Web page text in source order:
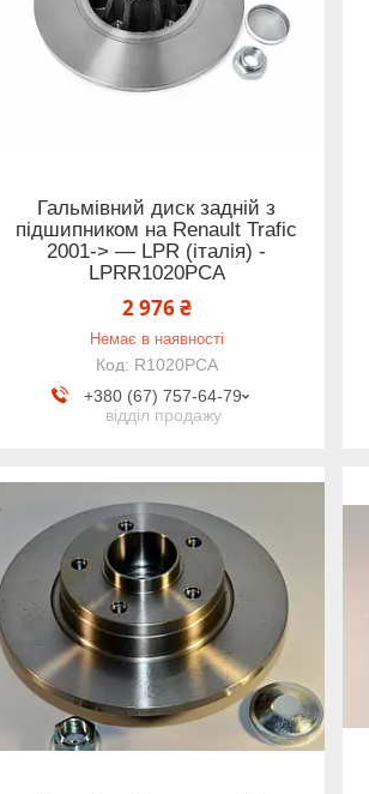
Гальмівний диск задній з
підшипником на Renault Trafic
2001-> — LPR (італія) -
LPRR1020PCA
2 976 ₴
Немає в наявності
R1020PCA
+380 (67) 757-64-79
відділ продажу